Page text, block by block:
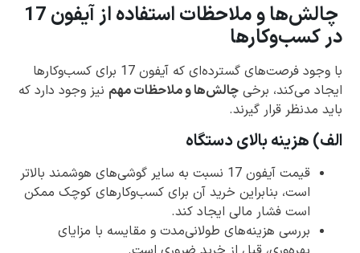
چالش‌ها و ملاحظات استفاده از آیفون 17
در کسب‌وکارها
با وجود فرصت‌های گسترده‌ای که آیفون 17 برای کسب‌وکارها
ایجاد می‌کند، برخی چالش‌ها و ملاحظات مهم نیز وجود دارد که
باید مدنظر قرار گیرند.
الف) هزینه بالای دستگاه
قیمت آیفون 17 نسبت به سایر گوشی‌های هوشمند بالاتر
است، بنابراین خرید آن برای کسب‌وکارهای کوچک ممکن
است فشار مالی ایجاد کند.
بررسی هزینه‌های طولانی‌مدت و مقایسه با مزایای